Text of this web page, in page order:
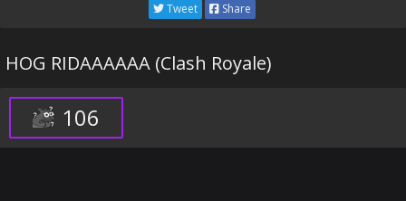
Tweet Share
HOG RIDAAAAAA (Clash Royale)
106